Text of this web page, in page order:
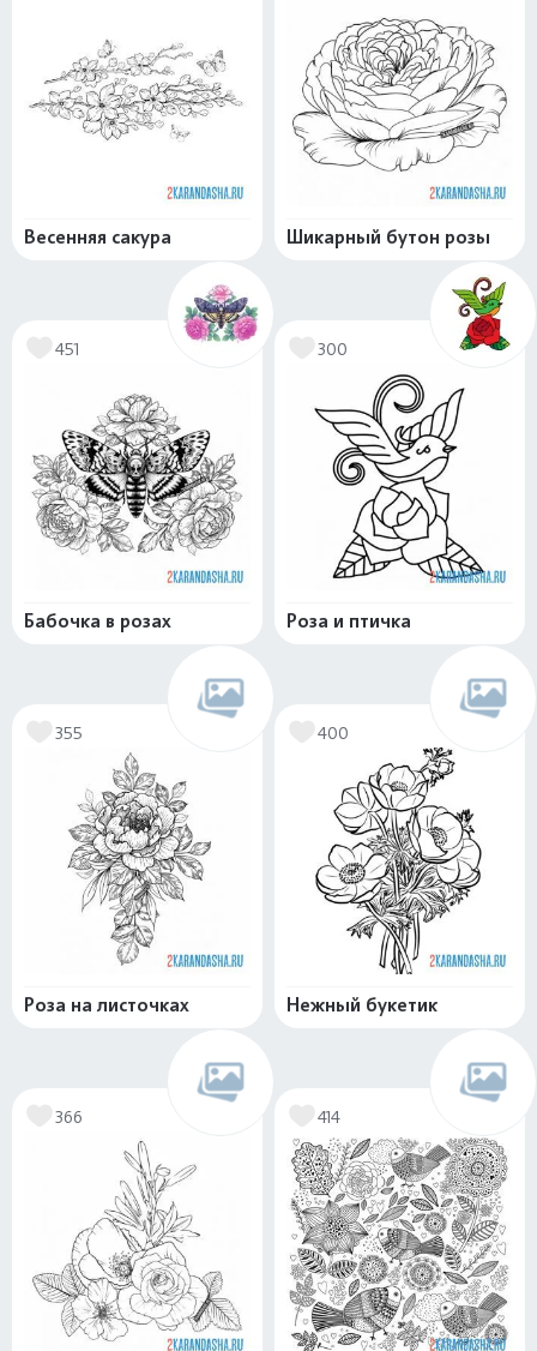
Весенняя сакура Шикарный бутон розы
451
Бабочка в розах
300
Роза и птичка
355
Роза на листочках
400
Нежный букетик
366 414